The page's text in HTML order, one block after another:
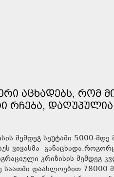
ᲐᲪᲮᲐᲓᲔᲑᲡ, ᲠᲝᲛ
ᲠᲩᲔᲑᲐ, ᲓᲐᲦᲣᲞᲣᲚᲘᲐ
შემდეგ სეუტაში 5000-
ვივასმა
კრიზისის შემდეგ
საათში დაახლოებით 78000